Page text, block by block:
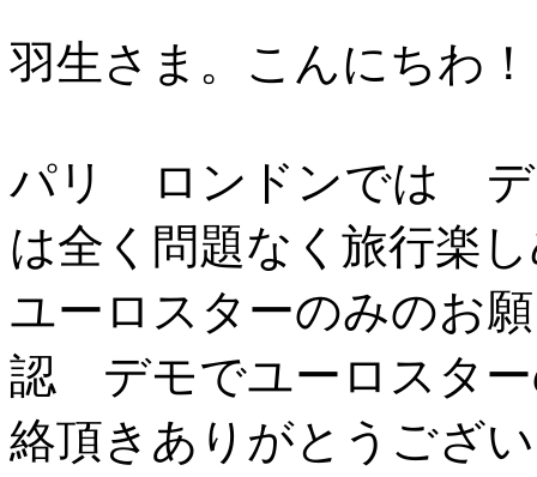
羽生さま。こんにちわ！
パリ ロンドンでは デ
は全く問題なく旅行楽
ユーロスターのみのお
認 デモでユーロスター
絡頂きありがとうござ